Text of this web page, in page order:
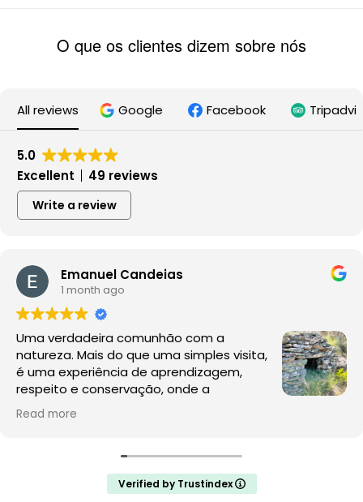
O que os clientes dizem sobre nós
All reviews Google Facebook
5.0
Excellent
49 reviews
Write a review
Emanuel Candeias
1 month ago
Uma verdadeira comunhão com a
natureza. Mais do que uma simples visita,
é uma experiência de aprendizagem,
respeito e conservação, onde a
observação da fauna e da flora acontece
no seu habitat natural, sem perturbações.
A Rewilding Portugal mostra que este é o futuro do
turismo de natureza e da conservação. Depois desta
experiência, a comparação com os jardins zoológicos
Read more
Verified by Trustindex